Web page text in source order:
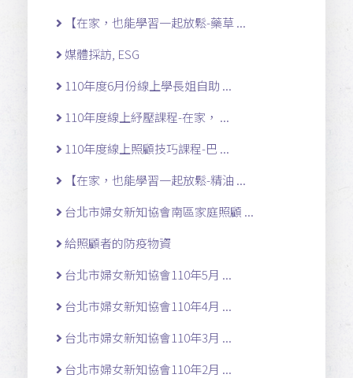
【在家，也能學習一起放鬆-藥草 ...
媒體採訪, ESG
110年度6月份線上學長姐自助 ...
110年度線上紓壓課程-在家， ...
110年度線上照顧技巧課程-巴 ...
【在家，也能學習一起放鬆-精油 ...
台北市婦女新知協會南區家庭照顧 ...
給照顧者的防疫物資
台北市婦女新知協會110年5月 ...
台北市婦女新知協會110年4月 ...
台北市婦女新知協會110年3月 ...
台北市婦女新知協會110年2月 ...